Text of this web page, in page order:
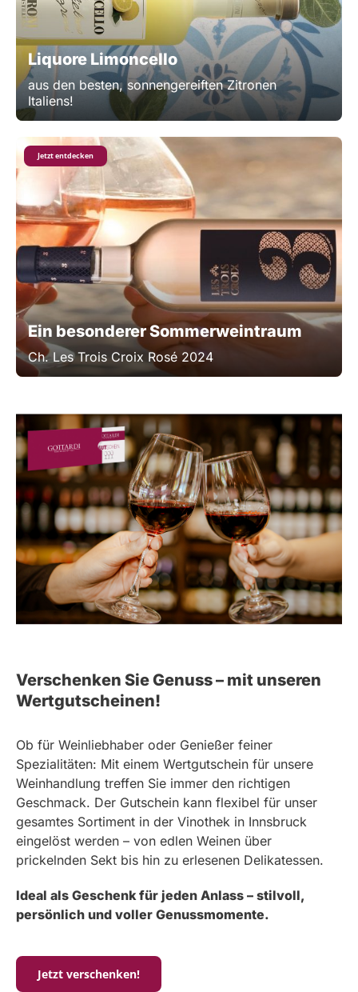
Liquore Limoncello
aus den besten, sonnengereiften Zitronen
Italiens!
Ein besonderer Sommerweintraum
Ch. Les Trois Croix Rosé 2024
Jetzt entdecken
Verschenken Sie Genuss – mit unseren
Wertgutscheinen!
Ob für Weinliebhaber oder Genießer feiner
Spezialitäten: Mit einem Wertgutschein für unsere
Weinhandlung treffen Sie immer den richtigen
Geschmack. Der Gutschein kann flexibel für unser
gesamtes Sortiment in der Vinothek in Innsbruck
eingelöst werden – von edlen Weinen über
prickelnden Sekt bis hin zu erlesenen Delikatessen.
Ideal als Geschenk für jeden Anlass – stilvoll,
persönlich und voller Genussmomente.
Jetzt verschenken!